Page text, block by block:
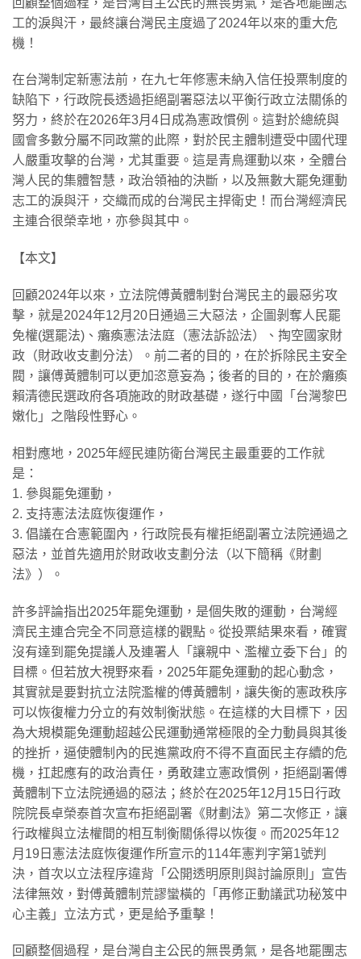
工的淚與汗，最終讓台灣民主度過了2024年以來的重大危
機！
在台灣制定新憲法前，在九七年修憲未納入信任投票制度的
缺陷下，行政院長透過拒絕副署惡法以平衡行政立法關係的
努力，終於在2026年3月4日成為憲政慣例。這對於總統與
國會多數分屬不同政黨的此際，對於民主體制遭受中國代理
人嚴重攻擊的台灣，尤其重要。這是青鳥運動以來，全體台
灣人民的集體智慧，政治領袖的決斷，以及無數大罷免運動
志工的淚與汗，交織而成的台灣民主捍衛史！而台灣經濟民
主連合很榮幸地，亦參與其中。
【本文】
回顧2024年以來，立法院傅黃體制對台灣民主的最惡劣攻
擊，就是2024年12月20日通過三大惡法，企圖剝奪人民罷
免權(選罷法)、癱瘓憲法法庭（憲法訴訟法）、掏空國家財
政（財政收支劃分法）。前二者的目的，在於拆除民主安全
閥，讓傅黃體制可以更加恣意妄為；後者的目的，在於癱瘓
賴清德民選政府各項施政的財政基礎，遂行中國「台灣黎巴
嫩化」之階段性野心。
相對應地，2025年經民連防衛台灣民主最重要的工作就
是：
1. 參與罷免運動，
2. 支持憲法法庭恢復運作，
3. 倡議在合憲範圍內，行政院長有權拒絕副署立法院通過之
惡法，並首先適用於財政收支劃分法（以下簡稱《財劃
法》）。
許多評論指出2025年罷免運動，是個失敗的運動，台灣經
濟民主連合完全不同意這樣的觀點。從投票結果來看，確實
沒有達到罷免提議人及連署人「讓親中、濫權立委下台」的
目標。但若放大視野來看，2025年罷免運動的起心動念，
其實就是要對抗立法院濫權的傅黃體制，讓失衡的憲政秩序
可以恢復權力分立的有效制衡狀態。在這樣的大目標下，因
為大規模罷免運動超越公民運動通常極限的全力動員與其後
的挫折，逼使體制內的民進黨政府不得不直面民主存續的危
機，扛起應有的政治責任，勇敢建立憲政慣例，拒絕副署傅
黃體制下立法院通過的惡法；終於在2025年12月15日行政
院院長卓榮泰首次宣布拒絕副署《財劃法》第二次修正，讓
行政權與立法權間的相互制衡關係得以恢復。而2025年12
月19日憲法法庭恢復運作所宣示的114年憲判字第1號判
決，首次以立法程序違背「公開透明原則與討論原則」宣告
法律無效，對傅黃體制荒謬蠻橫的「再修正動議武功秘笈中
心主義」立法方式，更是給予重擊！
回顧整個過程，是台灣自主公民的無畏勇氣，是各地罷團志